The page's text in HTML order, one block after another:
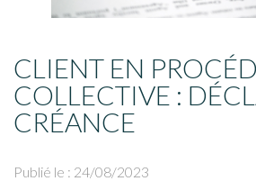
CLIENT EN
COLLECTIVE :
CRÉANCE
Publié le : 24/08/2023